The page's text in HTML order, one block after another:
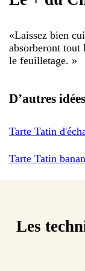
«Laissez bien
absorberont tout
le feuilletage. »
D’autres
Tarte Tatin
Tarte Tatin
Les